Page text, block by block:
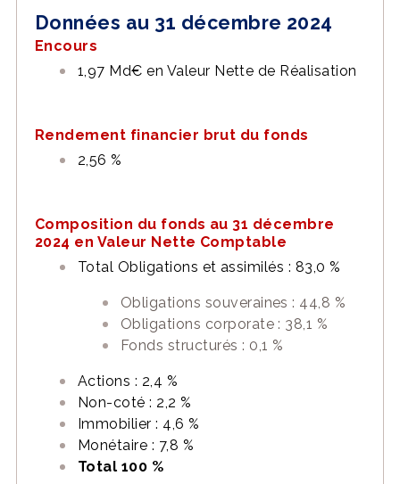
Données au 31 décembre 2024
Encours
1,97 Md€ en Valeur Nette de Réalisation
Rendement financier brut du fonds
2,56 %
Composition du fonds au 31 décembre
2024 en Valeur Nette Comptable
Total Obligations et assimilés : 83,0 %
Obligations souveraines : 44,8 %
Obligations corporate : 38,1 %
Fonds structurés : 0,1 %
Actions : 2,4 %
Non-coté : 2,2 %
Immobilier : 4,6 %
Monétaire : 7,8 %
Total 100 %